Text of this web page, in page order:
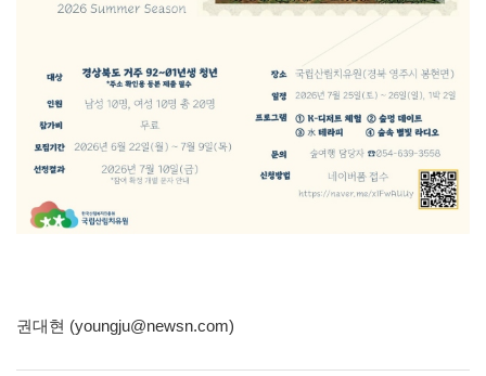
권대현 (youngju@newsn.com)